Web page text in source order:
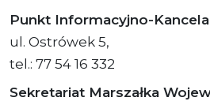
Punkt Informacyjno-
ul. Ostrówek 5,
tel.: 77 54 16 332
Sekretariat Marszałka